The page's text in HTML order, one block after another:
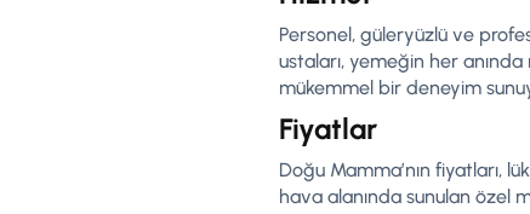
Personel, güleryüzlü ve
ustaları, yemeğin her
mükemmel bir deneyim
Fiyatlar
Doğu Mamma’nın fiyatları,
hava alanında sunulan özel